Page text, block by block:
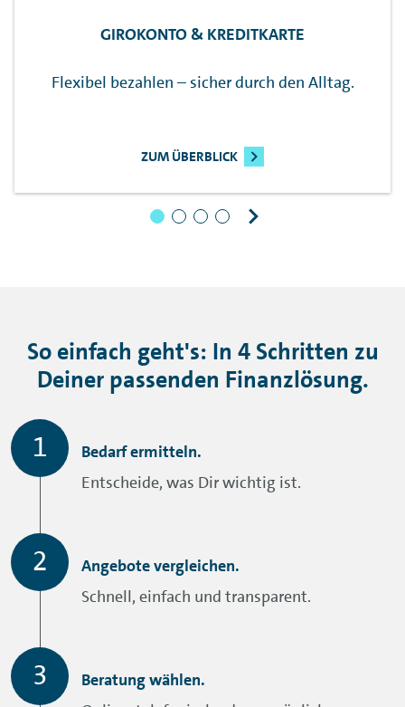
GIROKONTO & KREDITKARTE
Flexibel bezahlen – sicher durch den Alltag.
ZUM ÜBERBLICK
So einfach geht's: In 4 Schritten zu
Deiner passenden Finanzlösung.
Bedarf ermitteln.
Entscheide, was Dir wichtig ist.
Angebote vergleichen.
Schnell, einfach und transparent.
Beratung wählen.